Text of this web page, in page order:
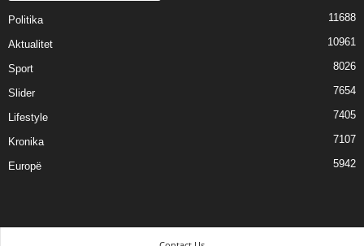
Politika 11688
Aktualitet 10961
Sport 8026
Slider 7654
Lifestyle 7405
Kronika 7107
Europë 5942